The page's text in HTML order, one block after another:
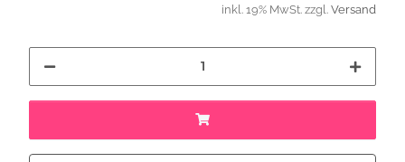
inkl. 19% MwSt. zzgl. Versand